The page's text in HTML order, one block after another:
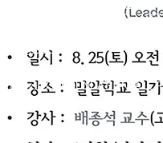
564-5990 | 팩스 : 02-
시 종로구 율곡로 190, 407
by ILGAFOUNDATION. ALL